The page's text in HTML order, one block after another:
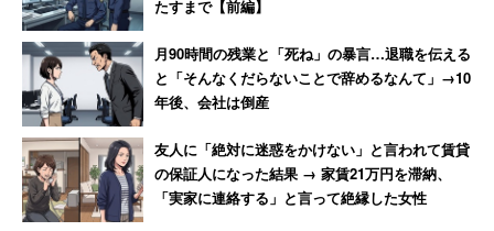
たすまで【前編】
月90時間の残業と「死ね」の暴言…退職を伝える
と「そんなくだらないことで辞めるなんて」→10
年後、会社は倒産
友人に「絶対に迷惑をかけない」と言われて賃貸
の保証人になった結果 → 家賃21万円を滞納、
「実家に連絡する」と言って絶縁した女性